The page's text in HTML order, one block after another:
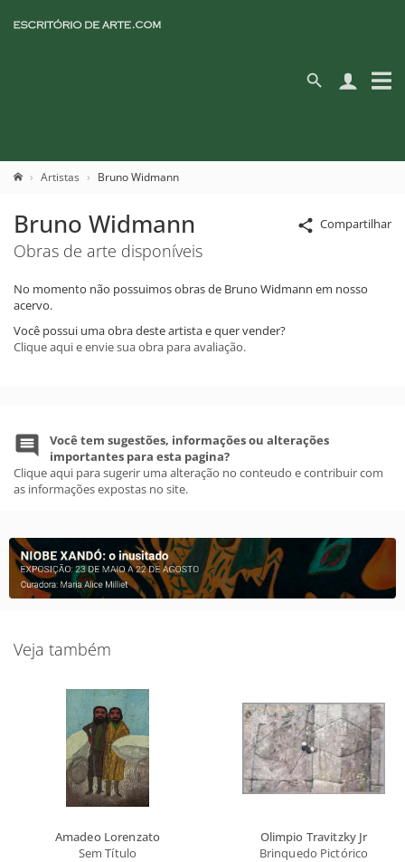
Artistas Bruno Widmann
Compartilhar
Bruno Widmann
Obras de arte disponíveis
No momento não possuimos obras de Bruno Widmann em nosso
acervo.
Você possui uma obra deste artista e quer vender?
Clique aqui e envie sua obra para avaliação.
Você tem sugestões, informações ou alterações
importantes para esta pagina?
Clique aqui para sugerir uma alteração no conteudo e contribuir com
as informações expostas no site.
Veja também
Amadeo Lorenzato
Sem Título
Olimpio Travitzky Jr
Brinquedo Pictórico